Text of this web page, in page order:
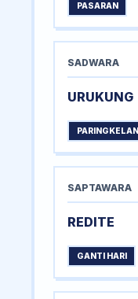
PASARAN
SADWARA
URUKUNG
PARINGKELAN
SAPTAWARA
REDITE
GANTI HARI